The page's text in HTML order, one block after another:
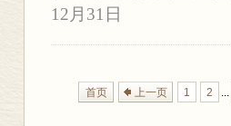
12月31日
首页 上一页 1 2 ...